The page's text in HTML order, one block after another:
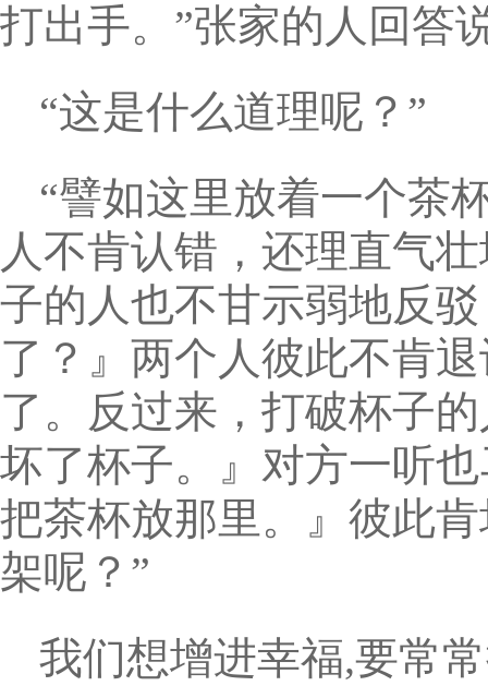
打出手。”张家的人回答
“这是什么道理呢？”
“譬如这里放着一个茶
人不肯认错，还理直气
子的人也不甘示弱地反
了？』两个人彼此不肯
了。反过来，打破杯子
坏了杯子。』对方一听
把茶杯放那里。』彼此
架呢？”
我们想增进幸福,要常